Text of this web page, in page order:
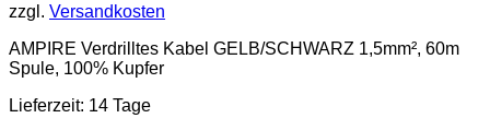
zzgl. Versandkosten
AMPIRE Verdrilltes Kabel GELB/SCHWARZ 1,5mm², 60m
Spule, 100% Kupfer
Lieferzeit: 14 Tage